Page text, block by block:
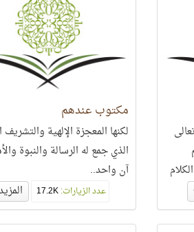
مكتوب عندهم
لكنها المعجزة الإلهية والتشريف
الذي جمع له الرسالة والنبوة
آن واحد..
عدد الزيارات:17.2K